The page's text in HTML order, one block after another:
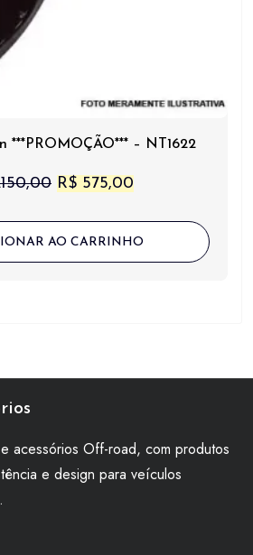
***PROMOÇÃO*** – NT1622
O
original
R$ 575,00
atual
AO CARRINHO
acessórios Off-road, com produtos
e design para veículos